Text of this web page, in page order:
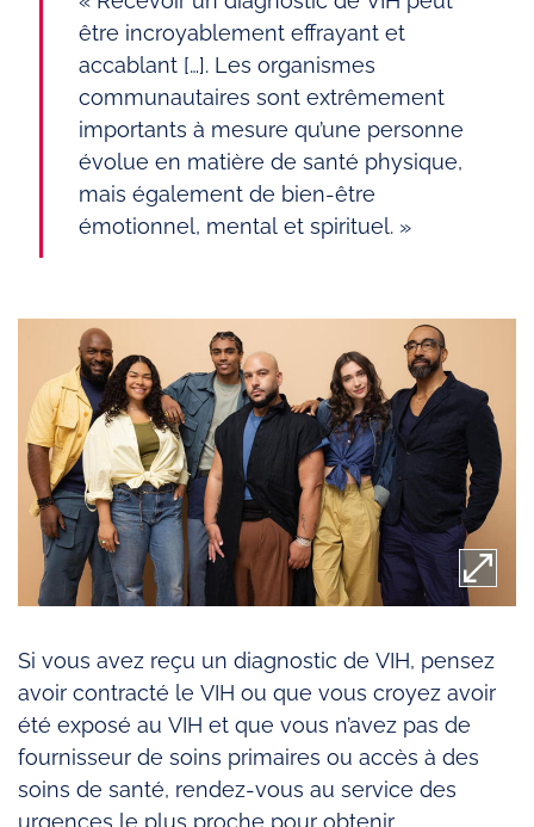
être incroyablement effrayant et
accablant […]. Les organismes
communautaires sont extrêmement
importants à mesure qu’une personne
évolue en matière de santé physique,
mais également de bien-être
émotionnel, mental et spirituel. »
Si vous avez reçu un diagnostic de VIH, pensez
avoir contracté le VIH ou que vous croyez avoir
été exposé au VIH et que vous n’avez pas de
fournisseur de soins primaires ou accès à des
soins de santé, rendez-vous au service des
urgences le plus proche pour obtenir